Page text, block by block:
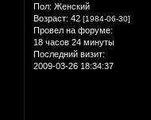
Пол: Женский
Возраст: 42 [1984-06-30]
Провел на форуме:
18 часов 24 минуты
Последний визит:
2009-03-26 18:34:37